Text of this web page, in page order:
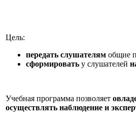
Цель:
передать слушателям общие
сформировать у слушателей
Учебная программа позволяет
осуществлять наблюдение и